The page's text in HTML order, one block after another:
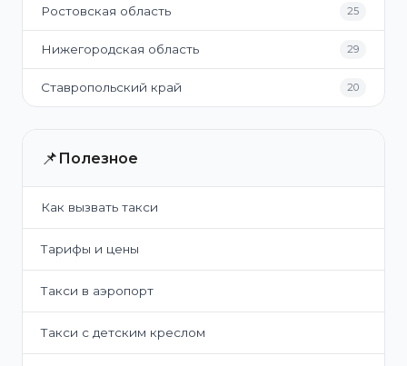
Ростовская область 25
Нижегородская область 29
Ставропольский край 20
📌 Полезное
Как вызвать такси
Тарифы и цены
Такси в аэропорт
Такси с детским креслом